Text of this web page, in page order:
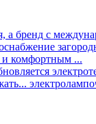
а бренд с
комфортным ...